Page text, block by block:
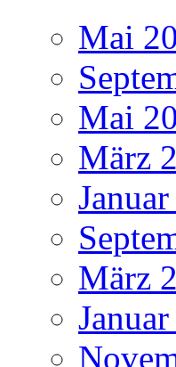
Mai
Mai
März
März